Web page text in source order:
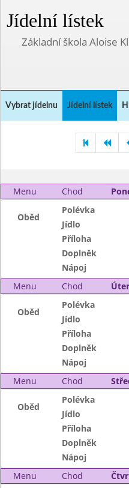
Jídelní lístek
Základní škola Aloise
Vybrat jídelnu Jídelní lístek
Menu Chod
Oběd
Polévka
Jídlo
Příloha
Doplněk
Nápoj
Menu
Chod
Oběd
Polévka
Jídlo
Příloha
Doplněk
Nápoj
Menu
Chod
Oběd
Polévka
Jídlo
Příloha
Doplněk
Nápoj
Menu
Chod